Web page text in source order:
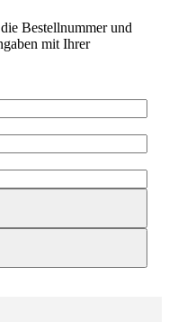
Bestellnummer und
mit Ihrer